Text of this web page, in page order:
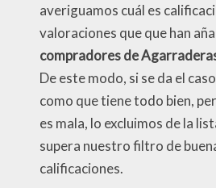
averiguamos cuál es
valoraciones que que han
compradores de
De este modo, si se da el
como que tiene todo bien,
es mala, lo excluimos de la
supera nuestro filtro de
calificaciones.